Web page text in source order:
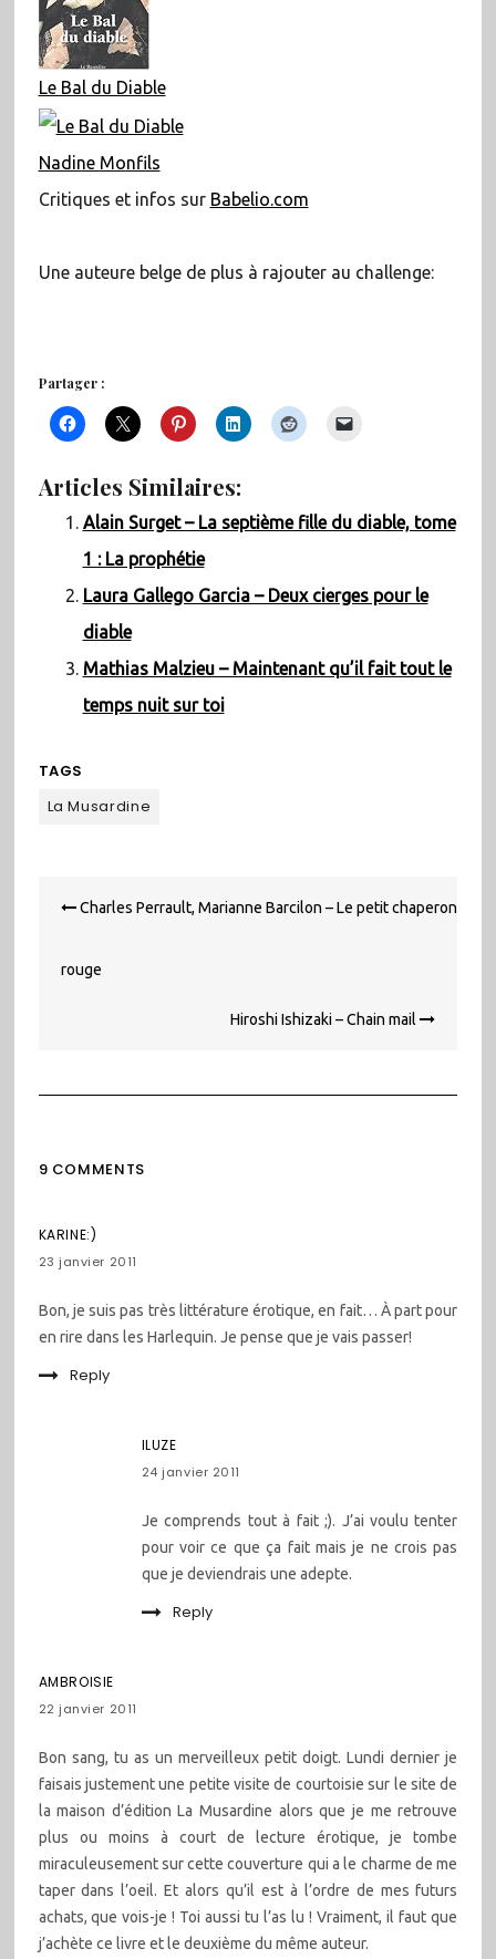
Le Bal du Diable
Nadine Monfils
Critiques et infos sur Babelio.com
Une auteure belge de plus à rajouter au challenge:
Partager :
Articles Similaires:
Alain Surget – La septième fille du diable, tome
1 : La prophétie
Laura Gallego Garcia – Deux cierges pour le
diable
Mathias Malzieu – Maintenant qu’il fait tout le
temps nuit sur toi
TAGS
La Musardine
de Charles Perrault, Marianne Barcilon – Le petit chaperon
rouge
Hiroshi Ishizaki – Chain mail
9 COMMENTS
KARINE:)
23 janvier 2011
Bon, je suis pas très littérature érotique, en fait… À part pour
en rire dans les Harlequin. Je pense que je vais passer!
Reply
ILUZE
24 janvier 2011
Je comprends tout à fait ;). J’ai voulu tenter
pour voir ce que ça fait mais je ne crois pas
que je deviendrais une adepte.
Reply
AMBROISIE
22 janvier 2011
Bon sang, tu as un merveilleux petit doigt. Lundi dernier je
faisais justement une petite visite de courtoisie sur le site de
la maison d’édition La Musardine alors que je me retrouve
plus ou moins à court de lecture érotique, je tombe
miraculeusement sur cette couverture qui a le charme de me
taper dans l’oeil. Et alors qu’il est à l’ordre de mes futurs
achats, que vois-je ! Toi aussi tu l’as lu ! Vraiment, il faut que
j’achète ce livre et le deuxième du même auteur.